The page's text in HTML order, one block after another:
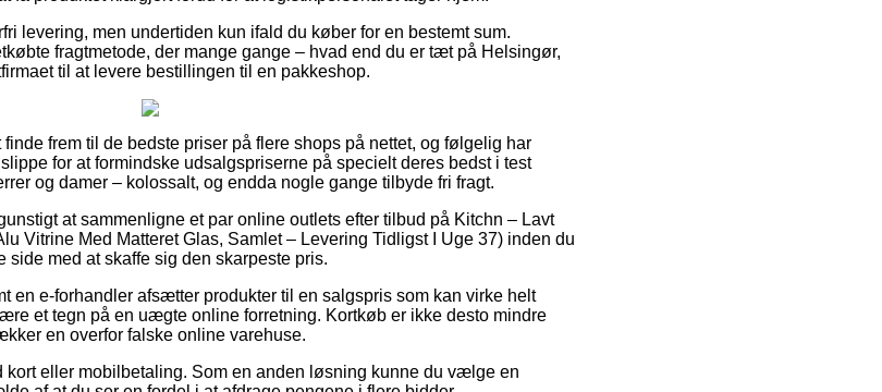
levering, men undertiden kun ifald du køber for en bestemt sum.
fragtmetode, der mange gange – hvad end du er tæt på Helsingør,
til at levere bestillingen til en pakkeshop.
frem til de bedste priser på flere shops på nettet, og følgelig har
for at formindske udsalgspriserne på specielt deres bedst i test
og damer – kolossalt, og endda nogle gange tilbyde fri fragt.
at sammenligne et par online outlets efter tilbud på Kitchn – Lavt
Vitrine Med Matteret Glas, Samlet – Levering Tidligst I Uge 37) inden du
side med at skaffe sig den skarpeste pris.
en e-forhandler afsætter produkter til en salgspris som kan virke helt
et tegn på en uægte online forretning. Kortkøb er ikke desto mindre
en overfor falske online varehuse.
kort eller mobilbetaling. Som en anden løsning kunne du vælge en